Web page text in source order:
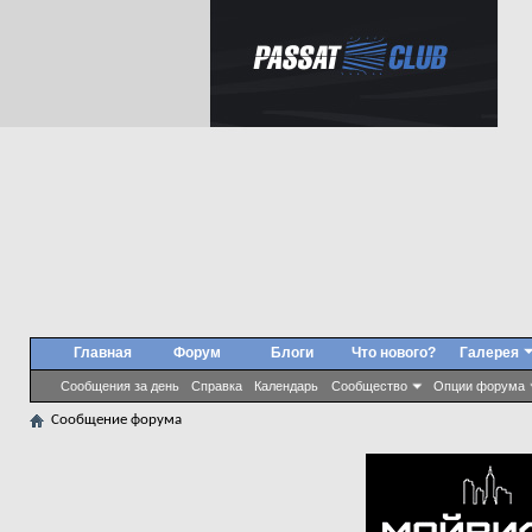
Главная Форум
Сообщения за день Справка Календарь Сообщество Опции форума
Блоги Что нового? Галерея
Сообщение форума